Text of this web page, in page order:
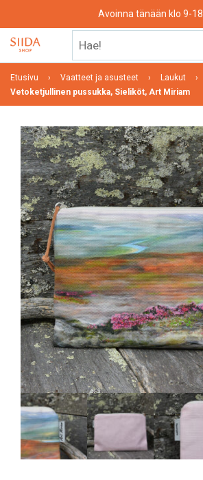
content
Avoinna tänään klo 9-18
Etusivu Vaatteet ja asusteet
Laukut
Vetoketjullinen pussukka, Sieliköt, Art Miriam